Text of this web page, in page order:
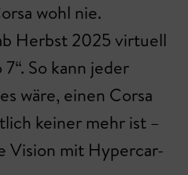
wohl nie.
Herbst 2025 virtuell
So kann jeder
wäre, einen Corsa
keiner mehr ist –
Vision mit Hypercar-